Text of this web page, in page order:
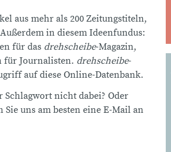
aus mehr als 200 Zeitungstiteln,
in diesem Ideenfundus:
für das drehscheibe-Magazin,
für Journalisten. drehscheibe-
auf diese Online-Datenbank.
nicht dabei? Oder
uns am besten eine E-Mail an